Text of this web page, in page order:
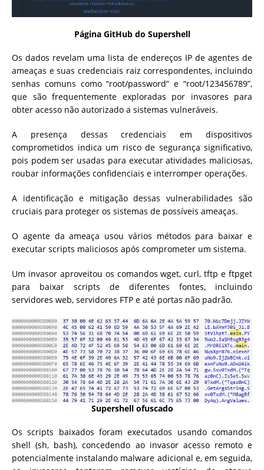
Página GitHub do Supershell
Os dados revelam uma lista de endereços IP de agentes de
ameaças e suas credenciais raiz correspondentes, incluindo
senhas comuns como “root/password” e “root/123456789”,
que são frequentemente exploradas por invasores para
obter acesso não autorizado a sistemas vulneráveis.
A presença dessas credenciais em dispositivos
comprometidos indica um risco de segurança significativo,
pois podem ser usadas para executar atividades maliciosas,
roubar informações confidenciais e interromper operações.
A identificação e mitigação dessas vulnerabilidades são
cruciais para proteger os sistemas de possíveis ameaças.
O agente da ameaça usou vários métodos para baixar e
executar scripts maliciosos após comprometer um sistema.
Um invasor aproveitou os comandos wget, curl, tftp e ftpget
para baixar scripts de diferentes fontes, incluindo
servidores web, servidores FTP e até portas não padrão.
Supershell ofuscado
Os scripts baixados foram executados usando comandos
shell (sh, bash), concedendo ao invasor acesso remoto e
potencialmente instalando malware adicional e, em seguida,